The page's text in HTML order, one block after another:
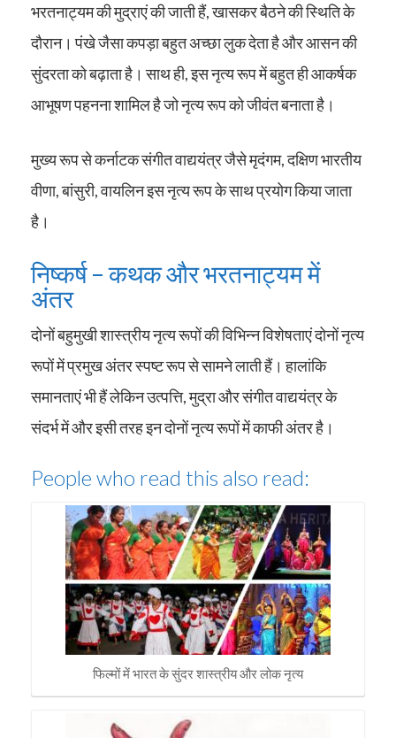
भरतनाट्यम की मुद्राएं की जाती हैं, खासकर बैठने की स्थिति के
दौरान। पंखे जैसा कपड़ा बहुत अच्छा लुक देता है और आसन की
सुंदरता को बढ़ाता है। साथ ही, इस नृत्य रूप में बहुत ही आकर्षक
आभूषण पहनना शामिल है जो नृत्य रूप को जीवंत बनाता है।
मुख्य रूप से कर्नाटक संगीत वाद्ययंत्र जैसे मृदंगम, दक्षिण भारतीय
वीणा, बांसुरी, वायलिन इस नृत्य रूप के साथ प्रयोग किया जाता
है।
निष्कर्ष – कथक और भरतनाट्यम में
अंतर
दोनों बहुमुखी शास्त्रीय नृत्य रूपों की विभिन्न विशेषताएं दोनों नृत्य
रूपों में प्रमुख अंतर स्पष्ट रूप से सामने लाती हैं। हालांकि
समानताएं भी हैं लेकिन उत्पत्ति, मुद्रा और संगीत वाद्ययंत्र के
संदर्भ में और इसी तरह इन दोनों नृत्य रूपों में काफी अंतर है।
People who read this also read:
फिल्मों में भारत के सुंदर शास्त्रीय और लोक नृत्य